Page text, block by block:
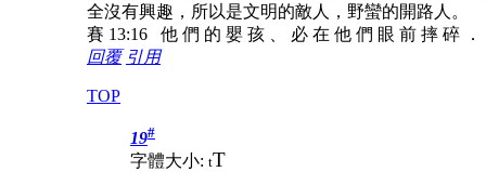
全沒有興趣，所以是文明的敵人，野蠻的開路人。
賽 13:16 他 們 的 嬰 孩 、 必 在 他 們 眼 前 摔 碎
回覆 引用
TOP
19#
字體大小: tT